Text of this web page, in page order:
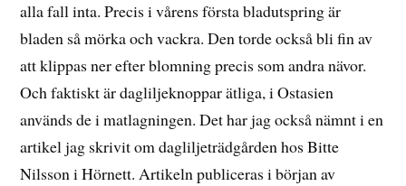
alla fall inta. Precis i vårens första bladutspring är
bladen så mörka och vackra. Den torde också bli fin av
att klippas ner efter blomning precis som andra nävor.
Och faktiskt är dagliljeknoppar ätliga, i Ostasien
används de i matlagningen. Det har jag också nämnt i en
artikel jag skrivit om dagliljeträdgården hos Bitte
Nilsson i Hörnett. Artikeln publiceras i början av